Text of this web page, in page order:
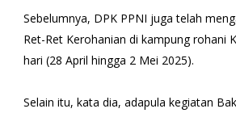
Sebelumnya, DPK PPNI juga telah
Ret-Ret Kerohanian di kampung rohani
hari (28 April hingga 2 Mei 2025).
Selain itu, kata dia, adapula kegiatan